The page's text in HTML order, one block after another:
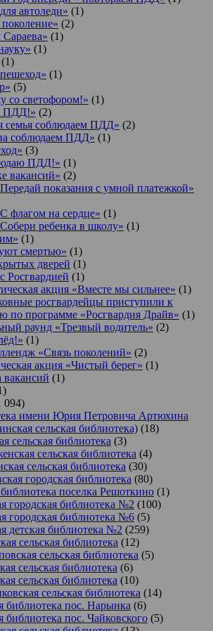
автоледи» (1)
(2)
(1)
(1)
(1)
(1)
(5)
со светофором!» (1)
ПДД!» (2)
семья соблюдаем ПДД» (2)
соблюдаем ПДД» (1)
(3)
ПДД!» (1)
вакансий» (2)
показания с умной платежкой»
флагом на сердце» (1)
ребенка в школу» (1)
(1)
смертью» (1)
дверей (1)
Росгвардией (1)
акция «Вместе мы сильнее» (1)
росгвардейцы приступили к
по программе «Росгвардия Драйв» (1)
раунд «Трезвый водитель» (2)
(1)
«Связь поколений» (2)
акция «Чистый берег» (1)
вакансий (1)
094)
имени Юрия Петровича Артюхина
сельская библиотека) (18)
сельская библиотека (3)
сельская библиотека (4)
сельская библиотека (30)
городская библиотека (80)
библиотека поселка Решоткино (1)
городская библиотека №2 (100)
городская библиотека №6 (5)
детская библиотека №2 (259)
сельская библиотека (12)
сельская библиотека (5)
сельская библиотека (6)
сельская библиотека (10)
сельская библиотека (14)
библиотека пос. Нарынка (6)
библиотека пос. Чайковского (5)